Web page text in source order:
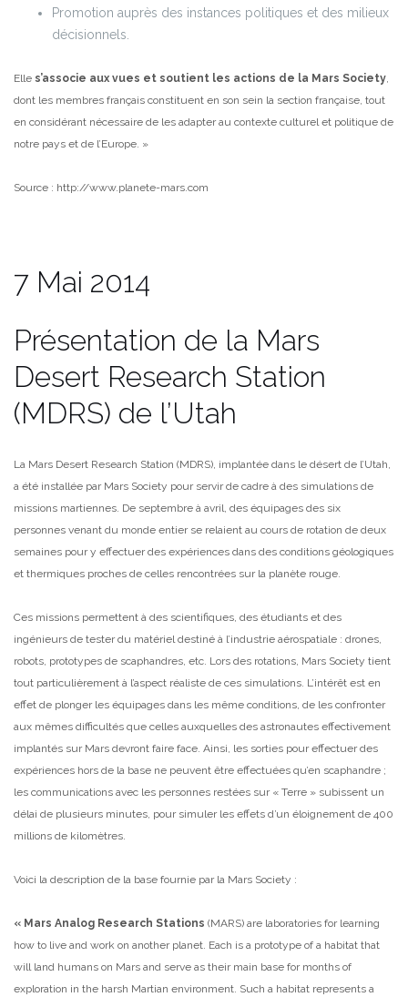
Promotion auprès des instances politiques et des milieux
décisionnels.
Elle s’associe aux vues et soutient les actions de la Mars Society,
dont les membres français constituent en son sein la section française, tout
en considérant nécessaire de les adapter au contexte culturel et politique de
notre pays et de l’Europe. »
Source : http://www.planete-mars.com
7 Mai 2014
Présentation de la Mars
Desert Research Station
(MDRS) de l’Utah
La Mars Desert Research Station (MDRS), implantée dans le désert de l’Utah,
a été installée par Mars Society pour servir de cadre à des simulations de
missions martiennes. De septembre à avril, des équipages des six
personnes venant du monde entier se relaient au cours de rotation de deux
semaines pour y effectuer des expériences dans des conditions géologiques
et thermiques proches de celles rencontrées sur la planète rouge.
Ces missions permettent à des scientifiques, des étudiants et des
ingénieurs de tester du matériel destiné à l’industrie aérospatiale : drones,
robots, prototypes de scaphandres, etc. Lors des rotations, Mars Society tient
tout particulièrement à l’aspect réaliste de ces simulations. L’intérêt est en
effet de plonger les équipages dans les même conditions, de les confronter
aux mêmes difficultés que celles auxquelles des astronautes effectivement
implantés sur Mars devront faire face. Ainsi, les sorties pour effectuer des
expériences hors de la base ne peuvent être effectuées qu’en scaphandre ;
les communications avec les personnes restées sur « Terre » subissent un
délai de plusieurs minutes, pour simuler les effets d’un éloignement de 400
millions de kilomètres.
Voici la description de la base fournie par la Mars Society :
« Mars Analog Research Stations (MARS) are laboratories for learning
how to live and work on another planet. Each is a prototype of a habitat that
will land humans on Mars and serve as their main base for months of
exploration in the harsh Martian environment. Such a habitat represents a